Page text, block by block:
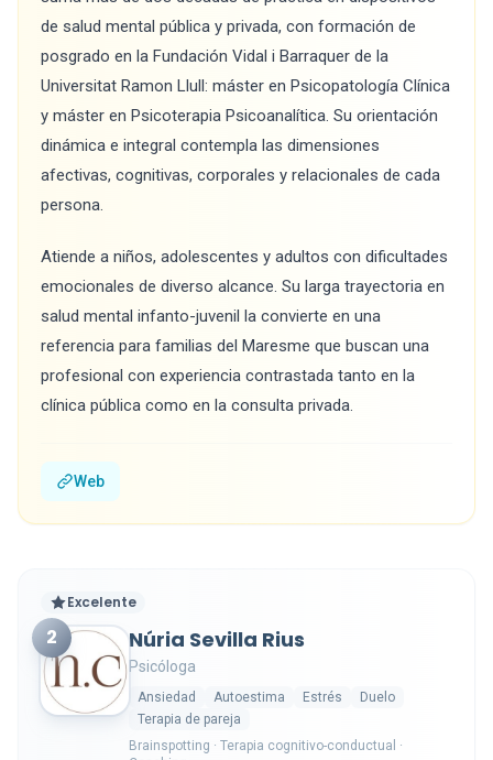
de salud mental pública y privada, con formación de
posgrado en la Fundación Vidal i Barraquer de la
Universitat Ramon Llull: máster en Psicopatología Clínica
y máster en Psicoterapia Psicoanalítica. Su orientación
dinámica e integral contempla las dimensiones
afectivas, cognitivas, corporales y relacionales de cada
persona.
Atiende a niños, adolescentes y adultos con dificultades
emocionales de diverso alcance. Su larga trayectoria en
salud mental infanto-juvenil la convierte en una
referencia para familias del Maresme que buscan una
profesional con experiencia contrastada tanto en la
clínica pública como en la consulta privada.
Web
Excelente
2 Núria Sevilla Rius
Psicóloga
Ansiedad Autoestima Estrés
Duelo
Terapia de pareja
Brainspotting · Terapia cognitivo-conductual ·